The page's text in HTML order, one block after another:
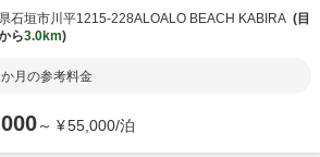
石垣市川平1215-228ALOALO BEACH KABIRA
目
ら3.0km
月の参考料金
～ ¥55,000/泊